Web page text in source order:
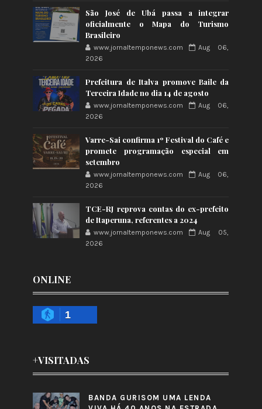
São José de Ubá passa a integrar
oficialmente o Mapa do Turismo
Brasileiro
www.jornaltemponews.com
Aug 06,
2026
Prefeitura de Italva promove Baile da
Terceira Idade no dia 14 de agosto
www.jornaltemponews.com
Aug 06,
2026
Varre-Sai confirma 1º Festival do Café e
promete programação especial em
setembro
www.jornaltemponews.com
Aug 06,
2026
TCE-RJ reprova contas do ex-prefeito
de Itaperuna, referentes a 2024
www.jornaltemponews.com
Aug 05,
2026
ONLINE
1
+VISITADAS
BANDA GURISOM UMA LENDA